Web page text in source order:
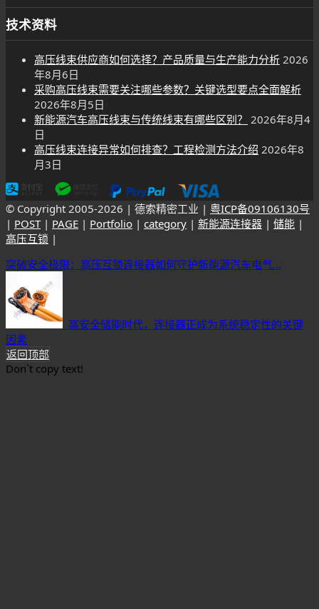
技术资料
高压线束供应商如何选择？产品质量与生产能力分析 2026
年8月6日
采购高压线束需要关注哪些参数？关键选型要点全面解析
2026年8月5日
新能源汽车高压线束与传统线束有哪些区别？
2026年8月4
日
高压线束连接异常如何排查？工程检测方法介绍 2026年8
月3日
© Copyright 2005-2026 | 德索精密工业 | 粤ICP备09106130号
| POST| PAGE | Portfolio | category | 新能源连接器 | 储能 |
高压互锁 |
突破安全极限：高压互锁连接器如何守护新能源汽车电气...
高安全储能时代，连接器正成为系统稳定性的关键
因素
返回顶部
Don`t copy text!